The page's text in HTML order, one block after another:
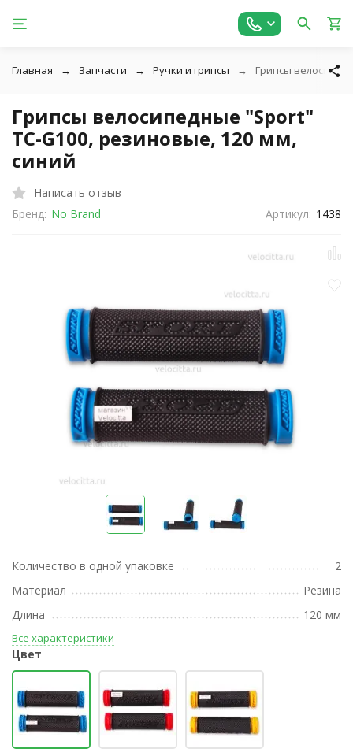
Главная Запчасти Ручки и грипсы Грипсы
Грипсы велосипедные "Sport"
TC-G100, резиновые, 120 мм,
синий
Написать отзыв
Бренд: No Brand Артикул: 1438
Количество в одной упаковке
2
Материал
Резина
Длина
120 мм
Все характеристики
Цвет